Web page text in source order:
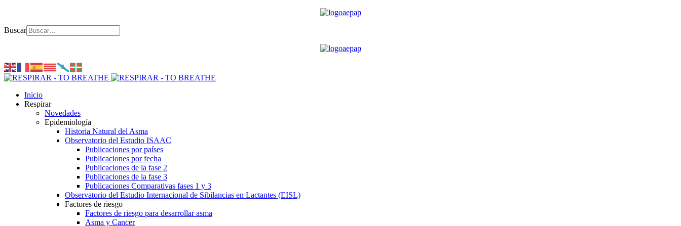
Buscar
Inicio
Respirar
Novedades
Epidemiología
Historia Natural del Asma
Observatorio del Estudio ISAAC
Publicaciones por países
Publicaciones por fecha
Publicaciones de la fase 2
Publicaciones de la fase 3
Publicaciones Comparativas fases 1 y 3
Observatorio del Estudio Internacional de Sibilancias en Lactantes (EISL)
Factores de riesgo
Factores de riesgo para desarrollar asma
Asma y Cancer